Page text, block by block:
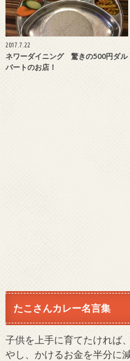
2017.7.22
ネワーダイニング 驚きの500円ダル
バートのお店！
たこさんカレー名言集
子供を上手に育てたければ
やし、かけるお金を半分に